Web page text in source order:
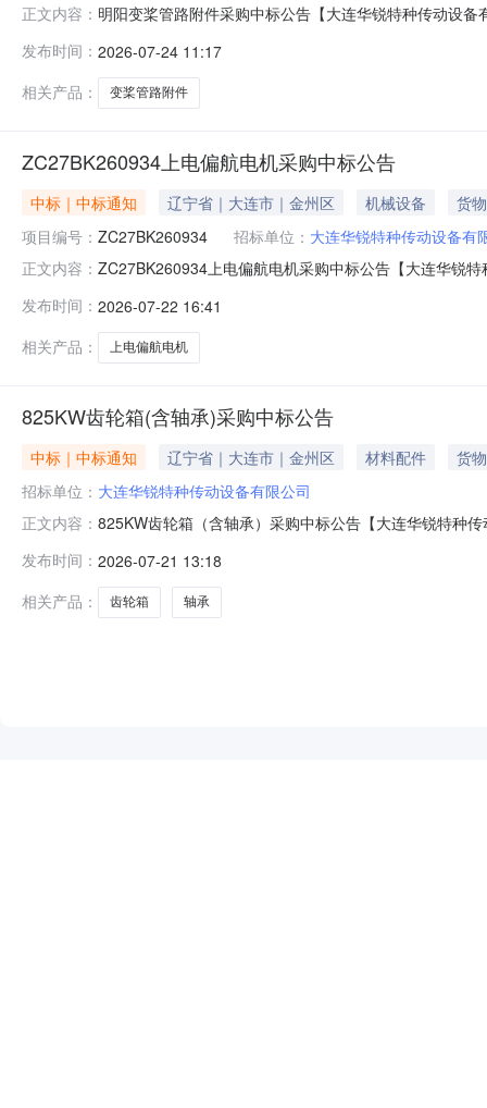
正文内容： 明阳变桨管路附件采购中标公告【大连华锐特种传动设
发布时间： 2026-07-24 11:17
相关产品：
变桨管路附件
ZC27BK260934上电偏航电机采购中标公告
中标｜中标通知 辽宁省｜大连市｜金州区 机械设备
货物
项目编号： ZC27BK260934 招标单位： 大连华锐特种传动设备有
正文内容： ZC27BK260934上电偏航电机采购中标公告【大连华锐
发布时间： 2026-07-22 16:41
相关产品：
上电偏航电机
825KW齿轮箱(含轴承)采购中标公告
中标｜中标通知 辽宁省｜大连市｜金州区 材料配件
货物
招标单位： 大连华锐特种传动设备有限公司
正文内容： 825KW齿轮箱（含轴承）采购中标公告【大连华锐特种
发布时间： 2026-07-21 13:18
相关产品：
齿轮箱 轴承